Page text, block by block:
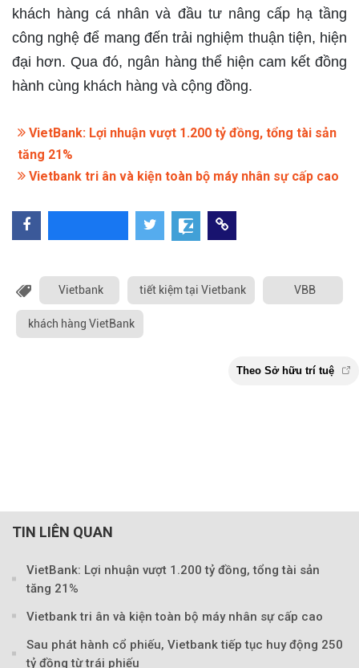
khách hàng cá nhân và đầu tư nâng cấp hạ tầng
công nghệ để mang đến trải nghiệm thuận tiện, hiện
đại hơn. Qua đó, ngân hàng thể hiện cam kết đồng
hành cùng khách hàng và cộng đồng.
VietBank: Lợi nhuận vượt 1.200 tỷ đồng, tổng tài sản
tăng 21%
Vietbank tri ân và kiện toàn bộ máy nhân sự cấp cao
Vietbank tiết kiệm tại Vietbank VBB
khách hàng VietBank
TIN LIÊN QUAN
VietBank: Lợi nhuận vượt 1.200 tỷ đồng, tổng tài sản
tăng 21%
Vietbank tri ân và kiện toàn bộ máy nhân sự cấp cao
Sau phát hành cổ phiếu, Vietbank tiếp tục huy động 250
tỷ đồng từ trái phiếu